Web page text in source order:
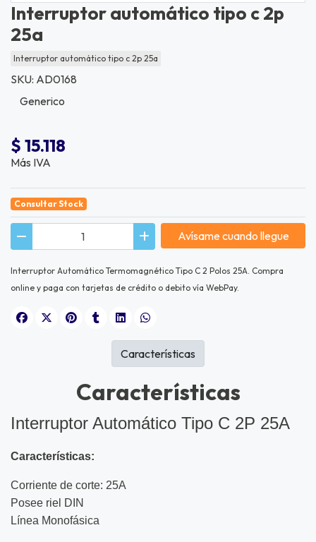
Interruptor automático tipo c 2p
25a
Interruptor automático tipo c 2p 25a
SKU: AD0168
Generico
$ 15.118
Más IVA
Consultar Stock
Avísame cuando llegue
Interruptor Automático Termomagnético Tipo C 2 Polos 25A. Compra
online y paga con tarjetas de crédito o debito vía WebPay.
Características
Interruptor Automático Tipo C 2P 25A
Características:
Corriente de corte: 25A
Posee riel DIN
Línea Monofásica
Características